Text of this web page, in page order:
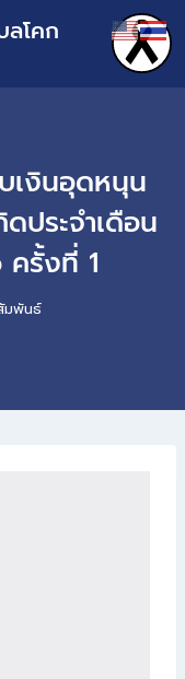
ลโคก
เงินอุดหนุน
ประจำเดือน
รั้งที่ 1
มพันธ์